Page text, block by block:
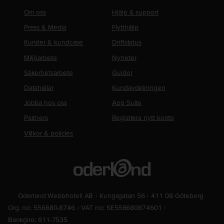
Om oss
Press & Media
Kunder & kundcase
Miljöarbete
Säkerhetsarbete
Datahallar
Jobba hos oss
Partners
Villkor & policies
Hjälp & support
Flytthjälp
Driftstatus
Nyheter
Guider
Kundavdelningen
App Suite
Registrera nytt konto
Oderland Webbhotell AB Kungsgatan 56
411 08 Göteborg
Org. no: 556680-8746
VAT no: SE556680874601
Bankgiro: 611-7535